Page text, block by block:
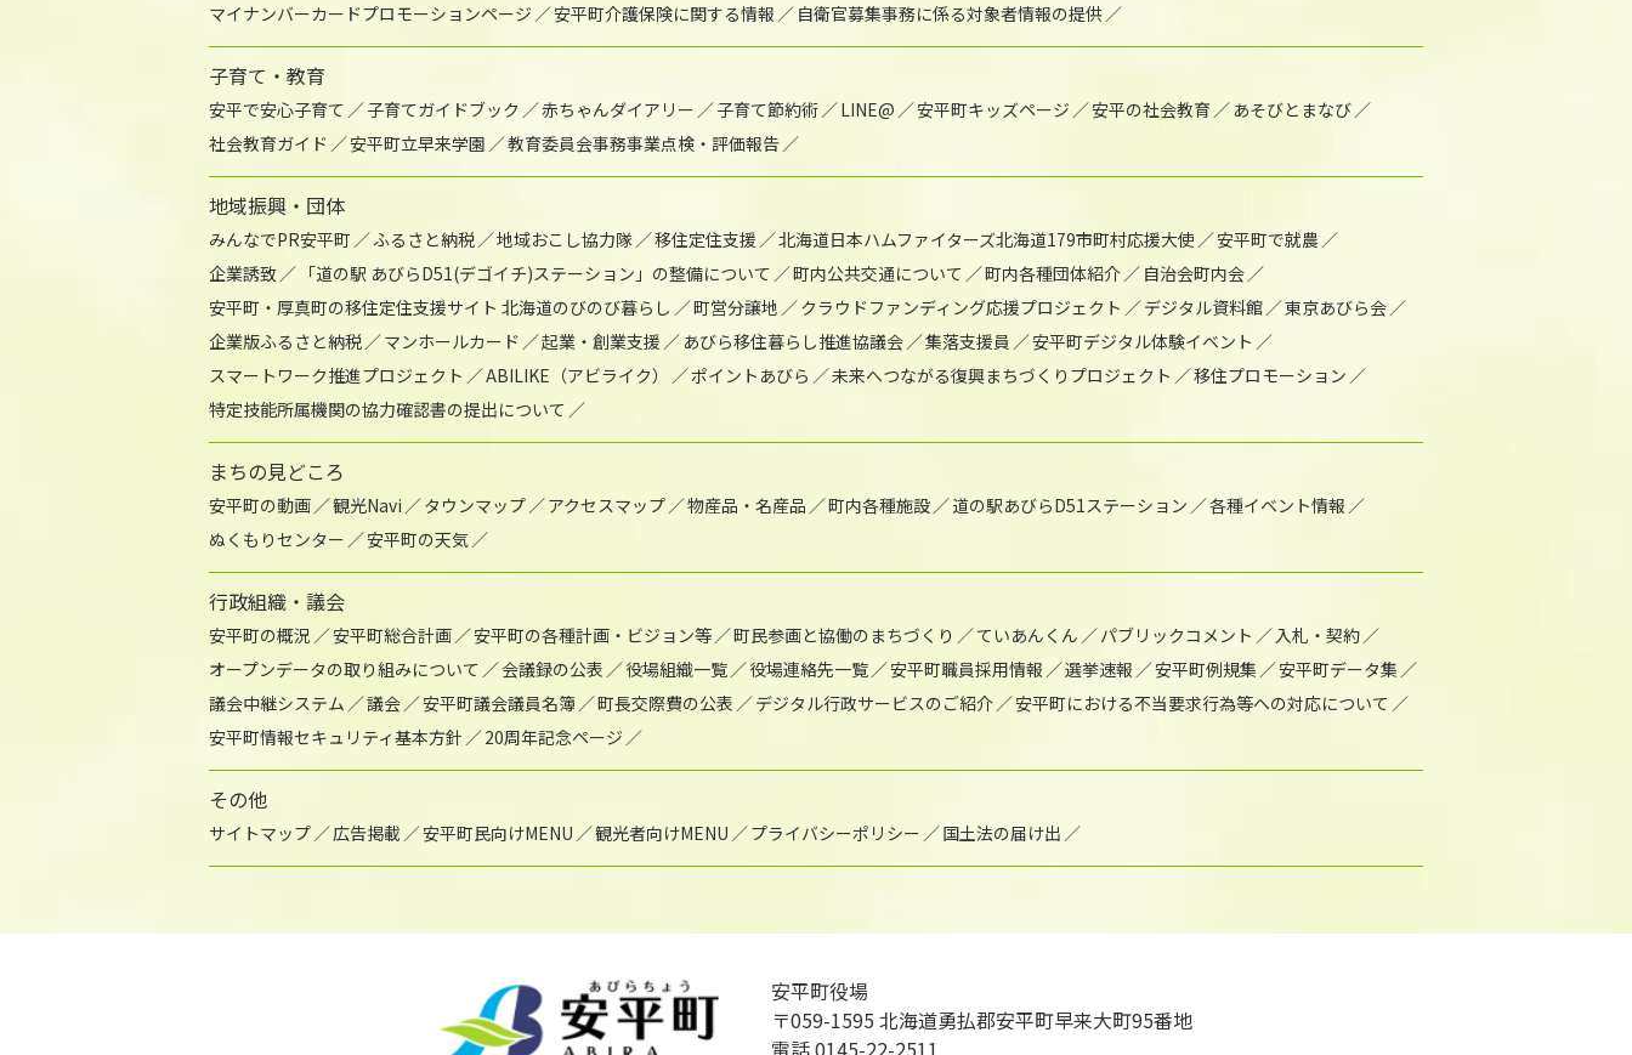
マイナンバーカードプロモーションページ
安平町介護保険に関する情報 自衛官募集事務に係る対象者情報の提供
子育て・教育
安平で安心子育て 子育てガイドブック 赤ちゃんダイアリー 子育て節約術 LINE@ 安平町キッズページ 安平の社会教育
あそびとまなび
社会教育ガイド
安平町立早来学園 教育委員会事務事業点検・評価報告
地域振興・団体
みんなでPR安平町 ふるさと納税 地域おこし協力隊 移住定住支援 北海道日本ハムファイターズ北海道179市町村応援大使
安平町で就農
企業誘致
「道の駅 あびらD51(デゴイチ)ステーション」の整備について 町内公共交通について 町内各種団体紹介
自治会町内会
安平町・厚真町の移住定住支援サイト 北海道のびのび暮らし
町営分譲地 クラウドファンディング応援プロジェクト デジタル資料館
東京あびら会
企業版ふるさと納税
マンホールカード 起業・創業支援 あびら移住暮らし推進協議会 集落支援員
安平町デジタル体験イベント
スマートワーク推進プロジェクト
ABILIKE（アビライク） ポイントあびら 未来へつながる復興まちづくりプロジェクト
移住プロモーション
特定技能所属機関の協力確認書の提出について
まちの見どころ
安平町の動画 観光Navi タウンマップ アクセスマップ 物産品・名産品 町内各種施設 道の駅あびらD51ステーション
各種イベント情報
ぬくもりセンター
安平町の天気
行政組織・議会
安平町の概況 安平町総合計画 安平町の各種計画・ビジョン等 町民参画と協働のまちづくり ていあんくん パブリックコメント
入札・契約
オープンデータの取り組みについて
会議録の公表 役場組織一覧 役場連絡先一覧 安平町職員採用情報 選挙速報 安平町例規集
安平町データ集
議会中継システム
議会 安平町議会議員名簿 町長交際費の公表 デジタル行政サービスのご紹介
安平町における不当要求行為等への対応について
安平町情報セキュリティ基本方針
20周年記念ページ
その他
サイトマップ 広告掲載 安平町民向けMENU 観光者向けMENU プライバシーポリシー 国土法の届け出
安平町役場
〒059-1595 北海道勇払郡安平町早来大町95番地
電話 0145-22-2511